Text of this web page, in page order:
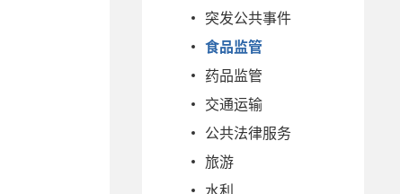
突发公共事件
食品监管
药品监管
交通运输
公共法律服务
旅游
水利